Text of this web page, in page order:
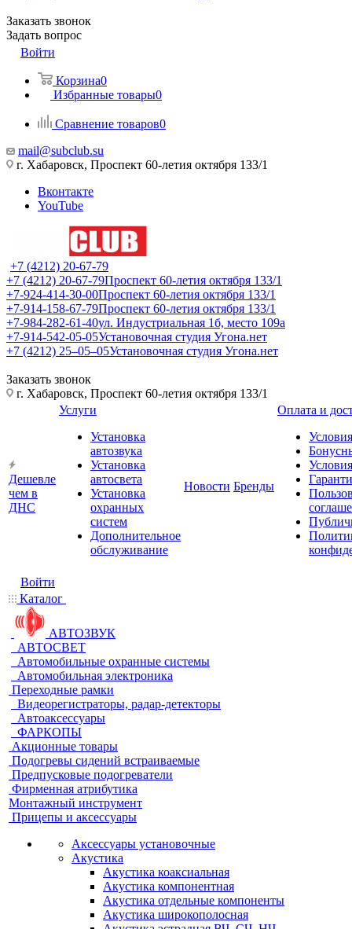
Заказать звонок
Задать вопрос
Войти
Корзина0
Избранные товары0
Сравнение товаров0
mail@subclub.su
г. Хабаровск, Проспект 60-летия октября 133/1
Вконтакте
YouTube
+7 (4212) 20-67-79
+7 (4212) 20-67-79Проспект 60-летия октября 133/1
+7-924-414-30-00Проспект 60-летия октября 133/1
+7-914-158-67-79Проспект 60-летия октября 133/1
+7-984-282-61-40ул. Индустриальная 1б, место 109а
+7-914-542-05-05Установочная студия Угона.нет
+7 (4212) 25‒05‒05Установочная студия Угона.нет
Заказать звонок
г. Хабаровск, Проспект 60-летия октября 133/1
Дешевле
чем в
ДНС
Услуги
Установка
автозвука
Установка
автосвета
Установка
охранных
систем
Дополнительное
обслуживание
Новости Бренды
Оплата и
Войти
Каталог
АВТОЗВУК
АВТОСВЕТ
Автомобильные охранные системы
Автомобильная электроника
Переходные рамки
Видеорегистраторы, радар-детекторы
Автоаксессуары
ФАРКОПЫ
Акционные товары
Подогревы сидений встраиваемые
Предпусковые подогреватели
Фирменная атрибутика
Монтажный инструмент
Прицепы и аксессуары
Аксессуары установочные
Акустика
Акустика коаксиальная
Акустика компонентная
Акустика отдельные компоненты
Акустика широкополосная